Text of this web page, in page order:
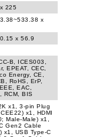
225
x
x 56.9
B, ICES003,
EPEAT, CEC,
Energy, CE,
RoHS, ErP,
EAC,
RCM, BIS
x1, 3-pin Plug
x1, HDMI
Male-Male) x1,
Gen2 Cable
x1, USB Type-C